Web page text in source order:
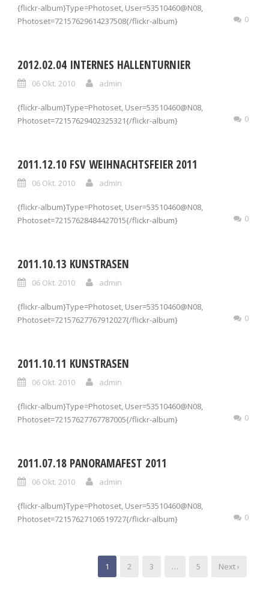
{flickr-album}Type=Photoset, User=53510460@N08,
Photoset=72157629614237508{/flickr-album}
0
2012.02.04 INTERNES HALLENTURNIER
06 Okt. 2010 admin
{flickr-album}Type=Photoset, User=53510460@N08,
Photoset=72157629402325321{/flickr-album}
0
2011.12.10 FSV WEIHNACHTSFEIER 2011
06 Okt. 2010 admin
{flickr-album}Type=Photoset, User=53510460@N08,
Photoset=72157628484427015{/flickr-album}
0
2011.10.13 KUNSTRASEN
06 Okt. 2010 admin
{flickr-album}Type=Photoset, User=53510460@N08,
Photoset=72157627767912027{/flickr-album}
0
2011.10.11 KUNSTRASEN
06 Okt. 2010 admin
{flickr-album}Type=Photoset, User=53510460@N08,
Photoset=72157627767787005{/flickr-album}
0
2011.07.18 PANORAMAFEST 2011
06 Okt. 2010 admin
{flickr-album}Type=Photoset, User=53510460@N08,
Photoset=72157627106519727{/flickr-album}
0
1 2 3 … 5 Next ›